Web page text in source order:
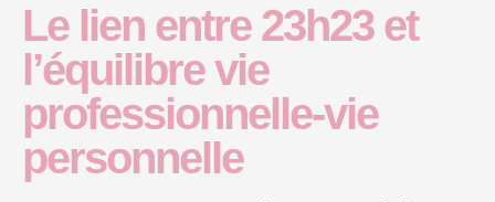
Le lien entre 23h23 et
l’équilibre vie
professionnelle-vie
personnelle